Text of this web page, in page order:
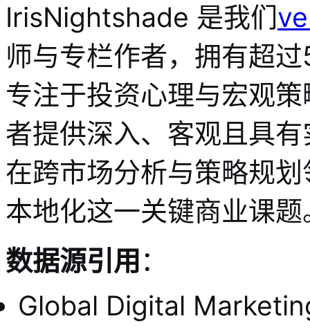
IrisNightshade 是我们
师与专栏作者，拥有超
专注于投资心理与宏观
者提供深入、客观且具
在跨市场分析与策略规
本地化这一关键商业课题
数据源引用 ：
Global Digital